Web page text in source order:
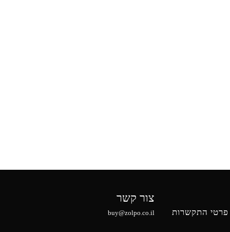
פרטי התקשרות
צור קשר
buy@zolpo.co.il